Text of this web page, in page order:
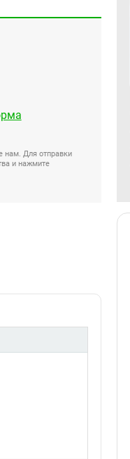
нам. Для отправки
и нажмите